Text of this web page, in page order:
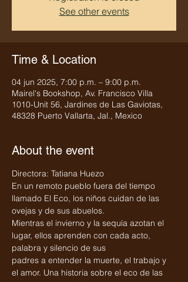
See other events
Time & Location
04 jun 2025, 7:00 p.m. – 9:00 p.m.
Mairel's Bookshop, Av. Francisco Villa
1010-Unit 56, Jardines de Las Gaviotas,
48328 Puerto Vallarta, Jal., Mexico
About the event
Directora: Tatiana Huezo
En un remoto pueblo fuera del tiempo
llamado El Eco, los niños cuidan de las
ovejas y de sus abuelos.
Mientras el invierno y la sequía azotan el
lugar, ellos aprenden con cada acto,
palabra y silencio de sus
padres a entender la muerte, el trabajo y
el amor. Una historia sobre el eco de las